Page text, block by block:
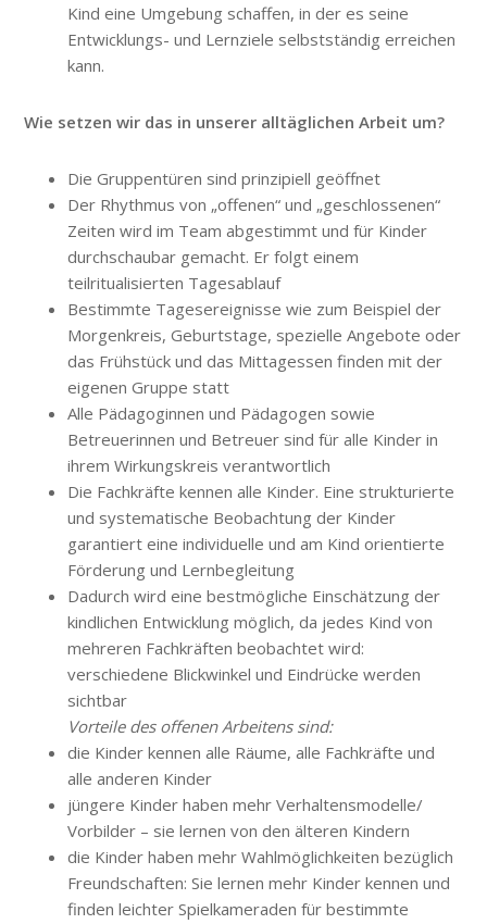
Kind eine Umgebung schaffen, in der es seine
Entwicklungs- und Lernziele selbstständig erreichen
kann.
Wie setzen wir das in unserer alltäglichen Arbeit um?
Die Gruppentüren sind prinzipiell geöffnet
Der Rhythmus von „offenen“ und „geschlossenen“
Zeiten wird im Team abgestimmt und für Kinder
durchschaubar gemacht. Er folgt einem
teilritualisierten Tagesablauf
Bestimmte Tagesereignisse wie zum Beispiel der
Morgenkreis, Geburtstage, spezielle Angebote oder
das Frühstück und das Mittagessen finden mit der
eigenen Gruppe statt
Alle Pädagoginnen und Pädagogen sowie
Betreuerinnen und Betreuer sind für alle Kinder in
ihrem Wirkungskreis verantwortlich
Die Fachkräfte kennen alle Kinder. Eine strukturierte
und systematische Beobachtung der Kinder
garantiert eine individuelle und am Kind orientierte
Förderung und Lernbegleitung
Dadurch wird eine bestmögliche Einschätzung der
kindlichen Entwicklung möglich, da jedes Kind von
mehreren Fachkräften beobachtet wird:
verschiedene Blickwinkel und Eindrücke werden
sichtbar
Vorteile des offenen Arbeitens sind:
die Kinder kennen alle Räume, alle Fachkräfte und
alle anderen Kinder
jüngere Kinder haben mehr Verhaltensmodelle/
Vorbilder – sie lernen von den älteren Kindern
die Kinder haben mehr Wahlmöglichkeiten bezüglich
Freundschaften: Sie lernen mehr Kinder kennen und
finden leichter Spielkameraden für bestimmte